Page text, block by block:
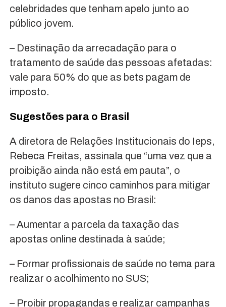
celebridades que tenham apelo junto ao
público jovem.
– Destinação da arrecadação para o
tratamento de saúde das pessoas afetadas:
vale para 50% do que as bets pagam de
imposto.
Sugestões para o Brasil
A diretora de Relações Institucionais do Ieps,
Rebeca Freitas, assinala que “uma vez que a
proibição ainda não está em pauta”, o
instituto sugere cinco caminhos para mitigar
os danos das apostas no Brasil:
– Aumentar a parcela da taxação das
apostas online destinada à saúde;
– Formar profissionais de saúde no tema para
realizar o acolhimento no SUS;
– Proibir propagandas e realizar campanhas